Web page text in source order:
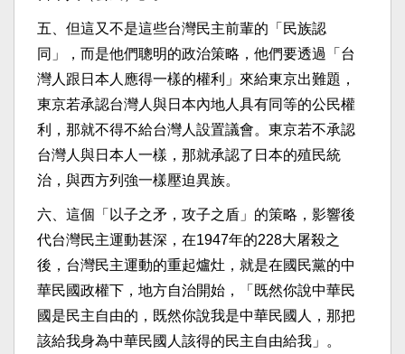
五、但這又不是這些台灣民主前輩的「民族認
同」，而是他們聰明的政治策略，他們要透過「台
灣人跟日本人應得一樣的權利」來給東京出難題，
東京若承認台灣人與日本內地人具有同等的公民權
利，那就不得不給台灣人設置議會。東京若不承認
台灣人與日本人一樣，那就承認了日本的殖民統
治，與西方列強一樣壓迫異族。
六、這個「以子之矛，攻子之盾」的策略，影響後
代台灣民主運動甚深，在1947年的228大屠殺之
後，台灣民主運動的重起爐灶，就是在國民黨的中
華民國政權下，地方自治開始，「既然你說中華民
國是民主自由的，既然你說我是中華民國人，那把
該給我身為中華民國人該得的民主自由給我」。